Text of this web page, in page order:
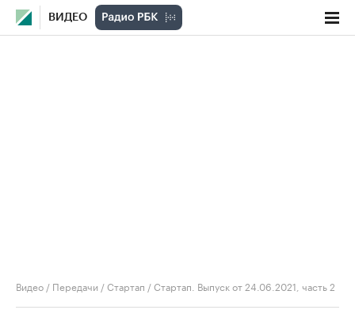
ВИДЕО
Видео / Передачи /Стартап /Стартап. Выпуск от 24.06.2021, часть 2